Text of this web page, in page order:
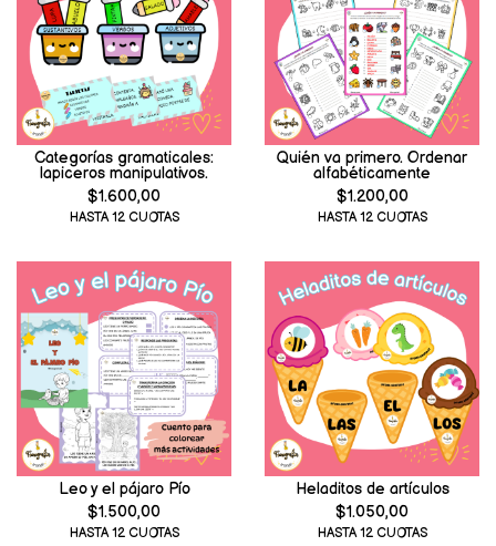
Categorías gramaticales:
lapiceros manipulativos.
$1.600,00
HASTA 12 CUOTAS
Quién va primero. Ordenar
alfabéticamente
$1.200,00
HASTA 12 CUOTAS
Leo y el pájaro Pío
$1.500,00
HASTA 12 CUOTAS
Heladitos de artículos
$1.050,00
HASTA 12 CUOTAS